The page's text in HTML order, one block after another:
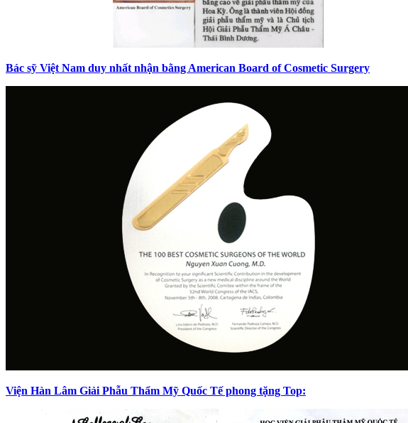
Bác sỹ Việt Nam duy nhất nhận bằng American Board of Cosmetic Surgery
Viện Hàn Lâm Giải Phẫu Thẩm Mỹ Quốc Tế phong tặng Top: